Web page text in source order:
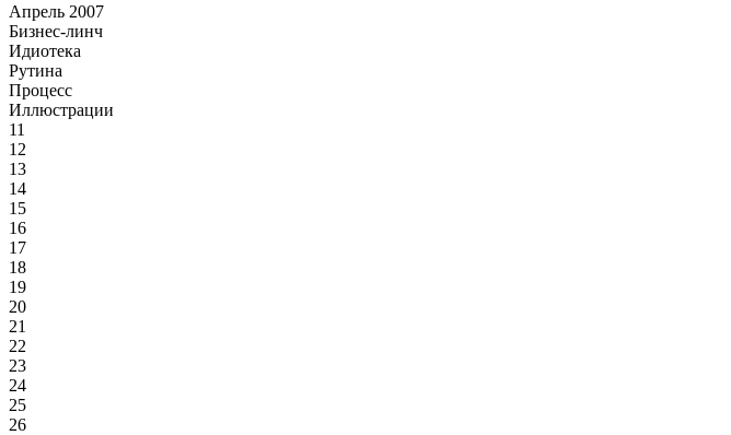
Апрель 2007
Бизнес-линч
Идиотека
Рутина
Процесс
Иллюстрации
11
12
13
14
15
16
17
18
19
20
21
22
23
24
25
26